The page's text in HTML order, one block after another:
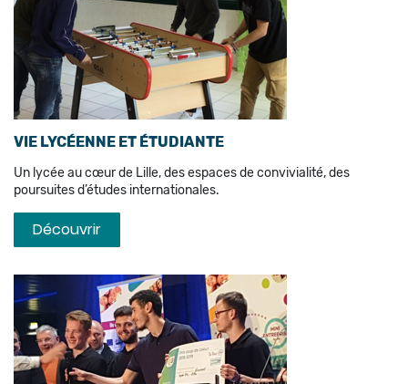
VIE LYCÉENNE ET ÉTUDIANTE
Un lycée au cœur de Lille, des espaces de convivialité, des
poursuites d’études internationales.
Découvrir